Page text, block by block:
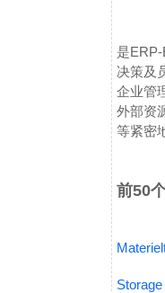
是
决策及
企业管
外部资
等紧密
前50